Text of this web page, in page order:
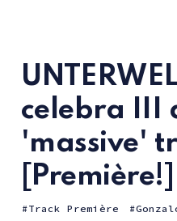
celebra III
'massive'
[Première!]
Track Première